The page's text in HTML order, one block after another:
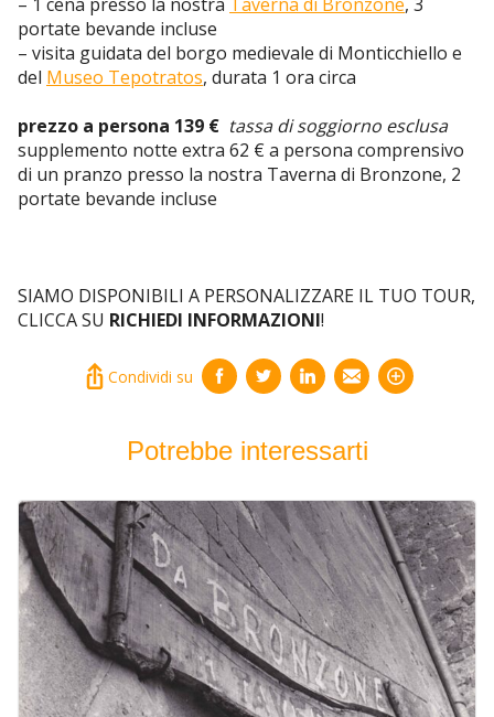
portate bevande incluse
– visita guidata del borgo medievale di Monticchiello e
del Museo Tepotratos, durata 1 ora circa
prezzo a persona 139 € tassa di soggiorno esclusa
supplemento notte extra 62 € a persona comprensivo
di un pranzo presso la nostra Taverna di Bronzone, 2
portate bevande incluse
SIAMO DISPONIBILI A PERSONALIZZARE IL TUO TOUR,
CLICCA SU RICHIEDI INFORMAZIONI!
Condividi su
Potrebbe interessarti